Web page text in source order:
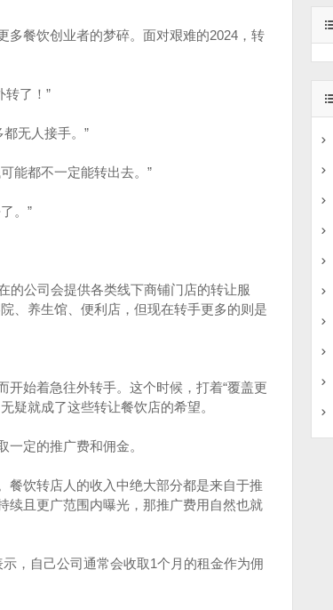
多餐饮创业者的梦碎。面对艰难的2024，转
转了！”
无人接手。”
能都不一定能转出去。”
。”
的公司会提供各类线下商铺门店的转让服
、养生馆、便利店，但现在转手更多的则是
始着急往外转手。这个时候，打着“覆盖更
疑就成了这些转让餐饮店的希望。
定的推广费和佣金。
餐饮转店人的收入中绝大部分都是来自于推
续且更广范围内曝光，那推广费用自然也就
，自己公司通常会收取1个月的租金作为佣